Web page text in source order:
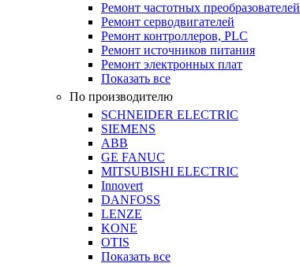
Ремонт частотных преобразователей
Ремонт серводвигателей
Ремонт контроллеров, PLC
Ремонт источников питания
Ремонт электронных плат
Показать все
По производителю
SCHNEIDER ELECTRIC
SIEMENS
ABB
GE FANUC
MITSUBISHI ELECTRIC
Innovert
DANFOSS
LENZE
KONE
OTIS
Показать все